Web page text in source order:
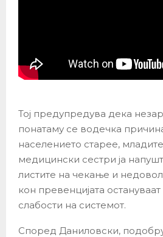
Тој предупредува дека
понатаму се водечка
населението старее,
медицински сестри ја
листите на чекање и
кон превенцијата
слабости на системот.
Според Даниловски,